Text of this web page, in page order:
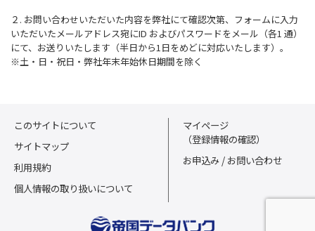
２. お問い合わせいただいた内容を弊社にて確認次第、フォームに入力
いただいたメールアドレス宛にID およびパスワードをメール（各1 通）
にて、お送りいたします（半日から1日をめどに対応いたします）。
※土・日・祝日・弊社年末年始休日期間を除く
このサイトについて
サイトマップ
利用規約
個人情報の取り扱いについて
マイページ
（登録情報の確認）
お申込み / お問い合わせ